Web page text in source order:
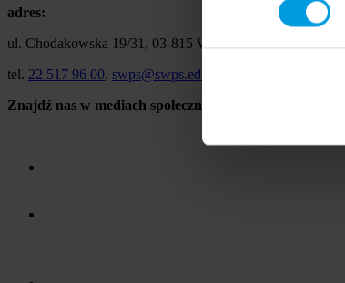
adres:
ul. Chodakowska 19/31, 03-815 Warszawa
tel. 22 517 96 00, swps@swps.edu.pl
Znajdź nas w mediach społecznościowych: